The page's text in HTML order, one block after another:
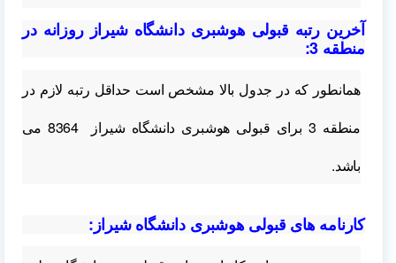
آخرین رتبه قبولی هوشبری دانشگاه شیراز روزانه در
منطقه 3:
همانطور که در جدول بالا مشخص است حداقل رتبه لازم در
منطقه 3 برای قبولی هوشبری دانشگاه شیراز 8364 می
باشد.
کارنامه های قبولی هوشبری دانشگاه شیراز: